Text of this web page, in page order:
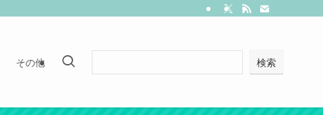
その他 検索